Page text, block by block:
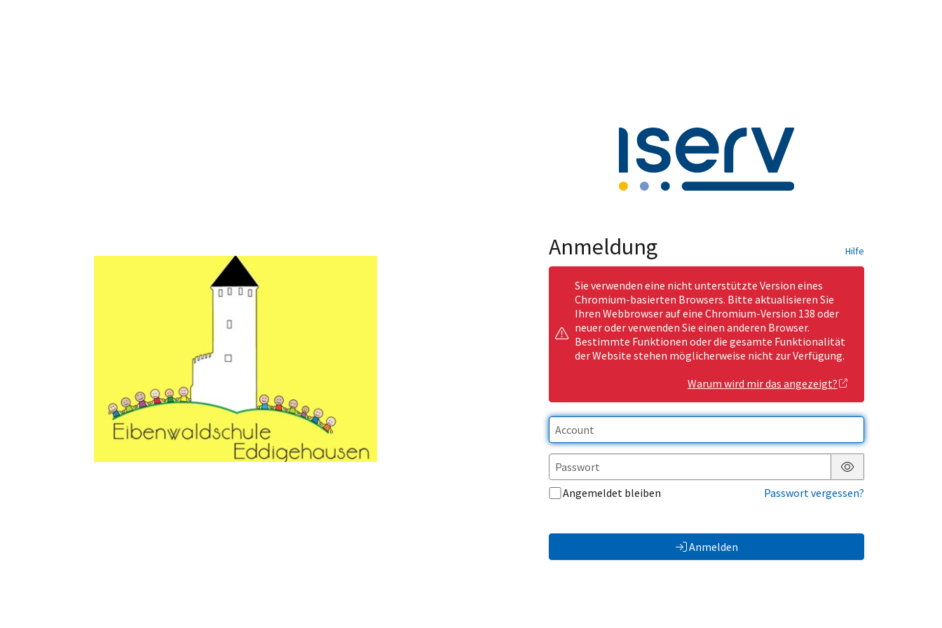
Anmeldung Hilfe
Sie verwenden eine nicht unterstützte Version eines
Chromium-basierten Browsers. Bitte aktualisieren Sie
Ihren Webbrowser auf eine Chromium-Version 138 oder
neuer oder verwenden Sie einen anderen Browser.
Bestimmte Funktionen oder die gesamte Funktionalität
der Website stehen möglicherweise nicht zur Verfügung.
Warum wird mir das angezeigt?
Passwort anzeigen
Angemeldet bleiben
Passwort vergessen?
Anmelden